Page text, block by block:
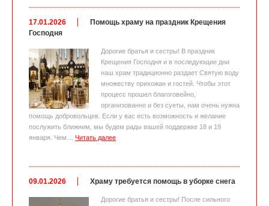
17.01.2026
Помощь храму на праздник Крещения
Господня
Дорогие братья и сестры! В праздник
Крещения Господня и в последующие дни
наш храм традиционно раздает Святую воду
множеству прихожан и гостей. Чтобы этот
процесс прошел благоговейно,
организованно и без суеты, нам очень нужна
помощь добровольцев. Если у вас есть возможность и желание
послужить ближним, мы будем рады вашей поддержке 18 и 19
января. Чем… Читать далее
09.01.2026 Храму требуется помощь в уборке снега
Дорогие братья и сестры! После сильного